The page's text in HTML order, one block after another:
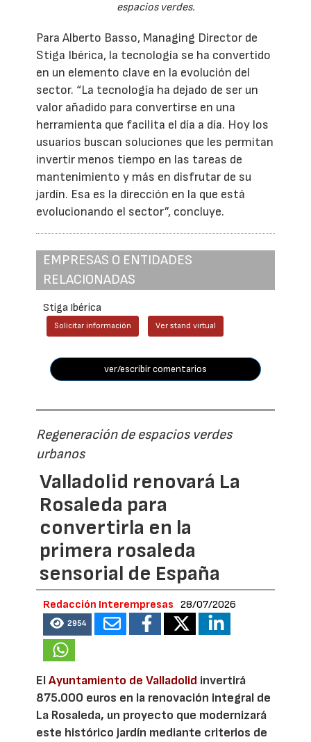
espacios verdes.
Para Alberto Basso, Managing Director de
Stiga Ibérica, la tecnología se ha convertido
en un elemento clave en la evolución del
sector. “La tecnología ha dejado de ser un
valor añadido para convertirse en una
herramienta que facilita el día a día. Hoy los
usuarios buscan soluciones que les permitan
invertir menos tiempo en las tareas de
mantenimiento y más en disfrutar de su
jardín. Esa es la dirección en la que está
evolucionando el sector”, concluye.
EMPRESAS O ENTIDADES
RELACIONADAS
Stiga Ibérica
Solicitar información Ver stand virtual
ver/escribir comentarios
Regeneración de espacios verdes
urbanos
Valladolid renovará La
Rosaleda para
convertirla en la
primera rosaleda
sensorial de España
Redacción Interempresas 28/07/2026
2954
ElAyuntamiento de Valladolid invertirá
875.000 euros en la renovación integral de
La Rosaleda, un proyecto que modernizará
este histórico jardín mediante criterios de